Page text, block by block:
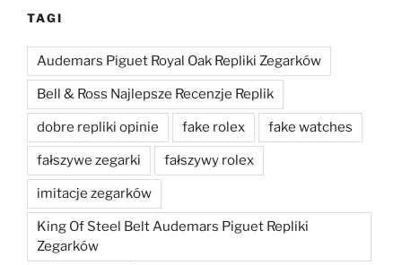
TAGI
Audemars Piguet Royal Oak Repliki Zegarków
Bell & Ross Najlepsze Recenzje Replik
dobre repliki opinie fake rolex fake watches
fałszywe zegarki fałszywy rolex
imitacje zegarków
King Of Steel Belt Audemars Piguet Repliki
Zegarków